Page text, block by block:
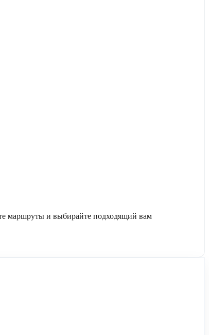
маршруты и выбирайте подходящий вам